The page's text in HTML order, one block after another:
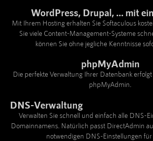
WordPress, Drupal, ... mit
Mit Ihrem Hosting erhalten Sie Softaculous
Sie viele Content-Management-Systeme
können Sie ohne jegliche Kenntnisse
phpMyAdmin
Die perfekte Verwaltung Ihrer Datenbank
phpMyAdmin.
DNS-Verwaltung
Verwalten Sie schnell und einfach alle DNS-
Domainnamens. Natürlich passt DirectAdmin
notwendigen DNS-Einstellungen für